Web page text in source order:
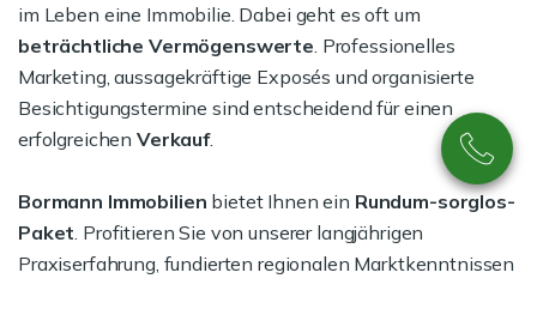
im Leben eine Immobilie. Dabei geht es oft um
beträchtliche Vermögenswerte . Professionelles
Marketing, aussagekräftige Exposés und organisierte
Besichtigungstermine sind entscheidend für einen
erfolgreichen Verkauf.
Bormann Immobilien bietet Ihnen ein Rundum-sorglos-
Paket . Profitieren Sie von unserer langjährigen
Praxiserfahrung, fundierten regionalen Marktkenntnissen